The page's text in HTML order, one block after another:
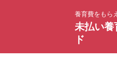
養育費をもら
未払い養
ド